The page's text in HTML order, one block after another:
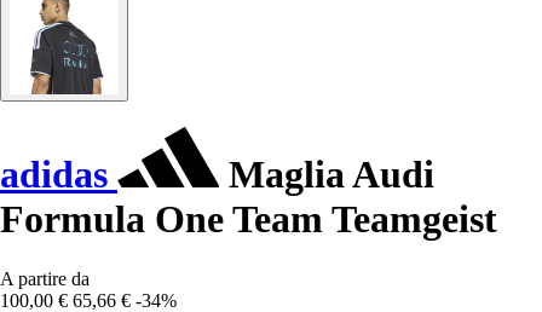
adidas
Maglia Audi
Formula One Team Teamgeist
A partire da
100,00 € 65,66 € -34%